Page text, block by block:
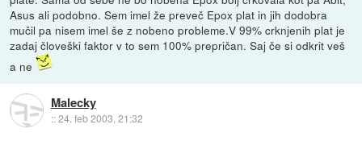
Asus ali podobno. Sem imel že preveč Epox plat in jih dodobra
mučil pa nisem imel še z nobeno probleme.V 99% crknjenih plat je
zadaj človeški faktor v to sem 100% prepričan. Saj če si odkrit veš
a ne
Malecky
::24. feb 2003, 21:32